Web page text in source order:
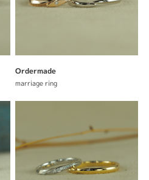
Ordermade
marriage ring